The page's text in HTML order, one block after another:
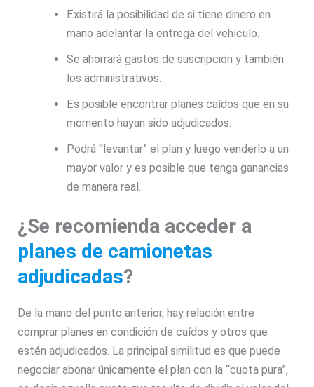
Existirá la posibilidad de si tiene dinero en
mano adelantar la entrega del vehículo.
Se ahorrará gastos de suscripción y también
los administrativos.
Es posible encontrar planes caídos que en su
momento hayan sido adjudicados.
Podrá “levantar” el plan y luego venderlo a un
mayor valor y es posible que tenga ganancias
de manera real.
¿Se recomienda acceder a
planes de camionetas
adjudicadas?
De la mano del punto anterior, hay relación entre
comprar planes en condición de caídos y otros que
estén adjudicados. La principal similitud es que puede
negociar abonar únicamente el plan con la “cuota pura”,